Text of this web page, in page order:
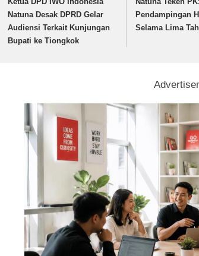
Natuna Desak DPRD Gelar
Audiensi Terkait Kunjungan
Bupati ke Tiongkok
Pendampingan
Selama Lima